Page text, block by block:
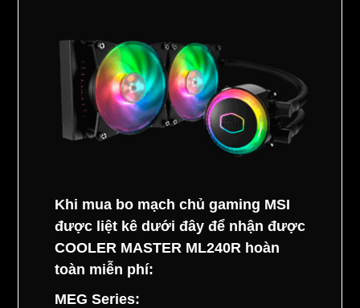
Khi mua bo mạch chủ gaming MSI
được liệt kê dưới đây để nhận được
COOLER MASTER ML240R hoàn
toàn miễn phí:
MEG Series: